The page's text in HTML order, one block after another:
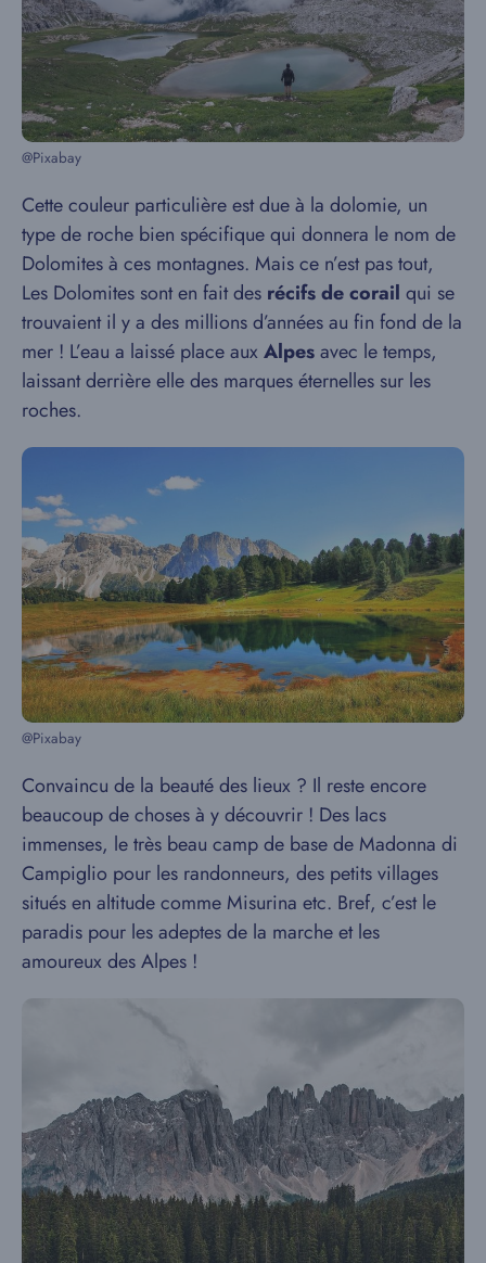
@Pixabay
Cette couleur particulière est due à la dolomie, un
type de roche bien spécifique qui donnera le nom de
Dolomites à ces montagnes. Mais ce n’est pas tout,
Les Dolomites sont en fait des récifs de corail qui se
trouvaient il y a des millions d’années au fin fond de la
mer ! L’eau a laissé place auxAlpesavec le temps,
laissant derrière elle des marques éternelles sur les
roches.
@Pixabay
Convaincu de la beauté des lieux ? Il reste encore
beaucoup de choses à y découvrir ! Des lacs
immenses, le très beau camp de base de Madonna di
Campiglio pour les randonneurs, des petits villages
situés en altitude comme Misurina etc. Bref, c’est le
paradis pour les adeptes de la marche et les
amoureux des Alpes !